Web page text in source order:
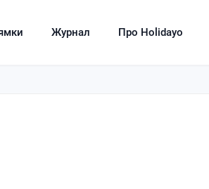
Журнал Про Holidayo